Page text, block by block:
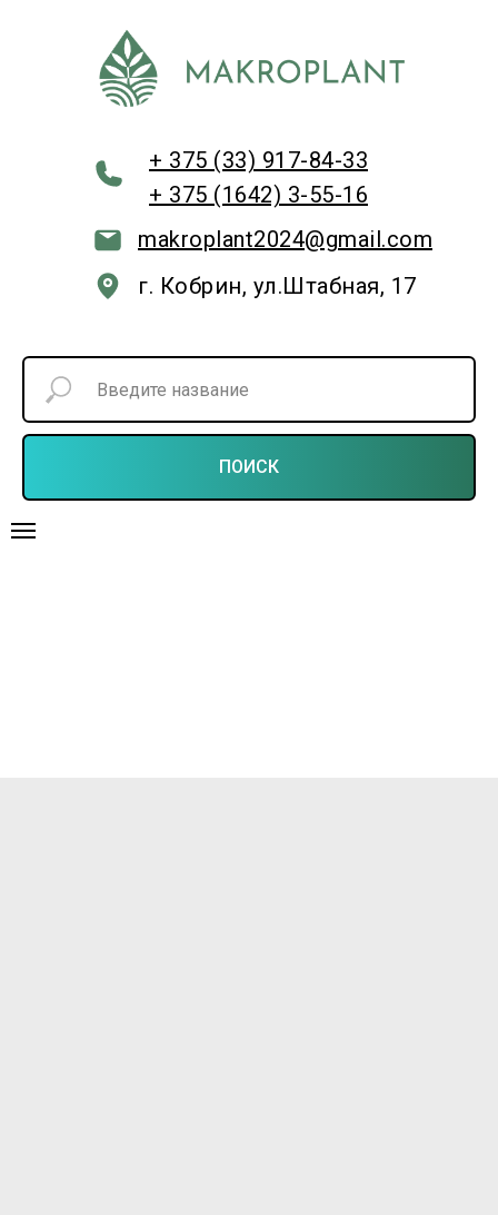
+ 375 (33) 917-84-33
makroplant2024@gmail.com
г. Кобрин, ул.Штабная, 17
+ 375 (1642) 3-55-16
ПОИСК